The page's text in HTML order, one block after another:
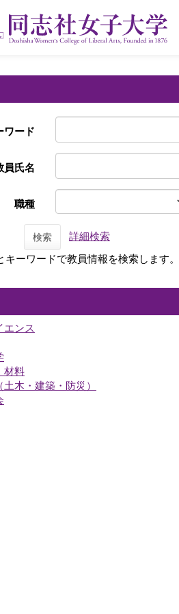
ワード
員氏名
職種
検索
詳細検索
キーワードで教員情報を検索します。
エンス
材料
木・建築・防災）